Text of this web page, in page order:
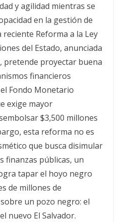
y agilidad mientras se
en la gestión de
Reforma a la Ley
del Estado, anunciada
pretende proyectar buena
financieros
Fondo Monetario
exige mayor
$3,500 millones
esta reforma no es
que busca disimular
finanzas públicas, un
tapar el hoyo negro
de millones de
un pozo negro: el
nuevo El Salvador.